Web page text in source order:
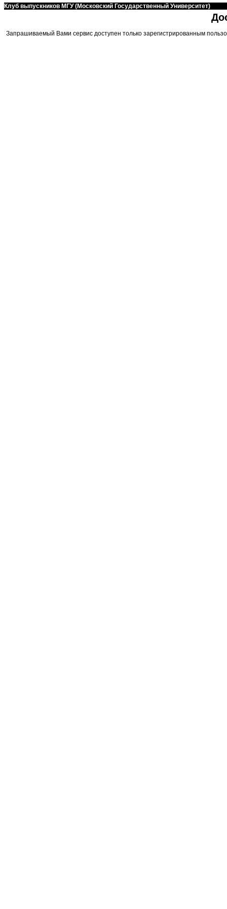
Клуб выпускников МГУ (Московский Государственный Университет)
Запрашиваемый Вами сервис доступен только зарегистрированным